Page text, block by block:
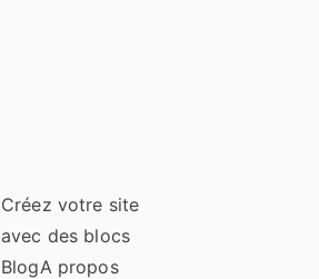
Créez votre site
avec des blocs
BlogA propos